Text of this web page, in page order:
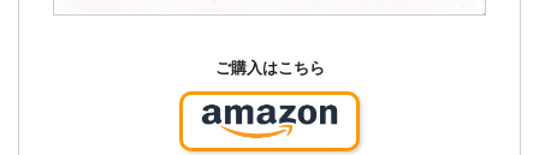
ご購入はこちら